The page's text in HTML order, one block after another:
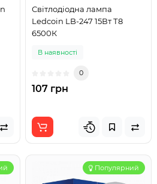
Світлодіодна лампа
Ledcoin LB-247 15Вт Т8
6500К
В наявності
0
107 грн
Популярний